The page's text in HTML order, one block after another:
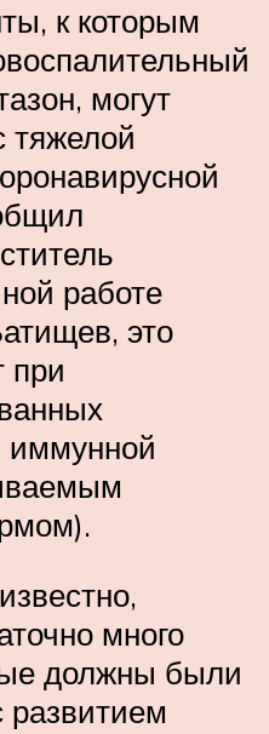
к которым
могут
тяжелой
работе
это
при
иммунной
много
должны были
развитием